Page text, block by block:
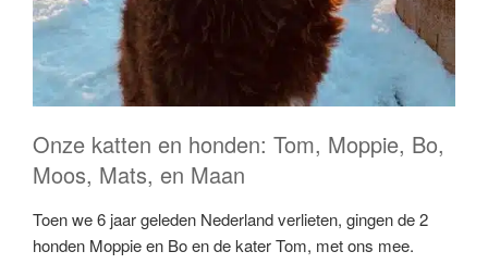
Onze katten en honden: Tom, Moppie, Bo,
Moos, Mats, en Maan
Toen we 6 jaar geleden Nederland verlieten, gingen de 2
honden Moppie en Bo en de kater Tom, met ons mee.